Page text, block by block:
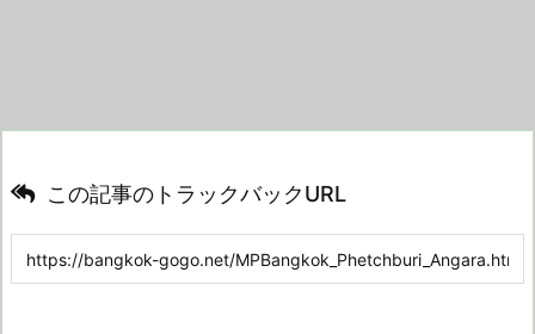
この記事のトラックバックURL